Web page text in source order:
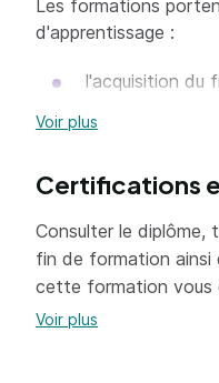
Les formations
d'apprentissage :
l'acquisition du
et leur mise en
la
attentes de
des parents.
Voir plus
Certifications
Consulter le diplôme,
fin de formation ainsi
cette formation vous
Voir plus